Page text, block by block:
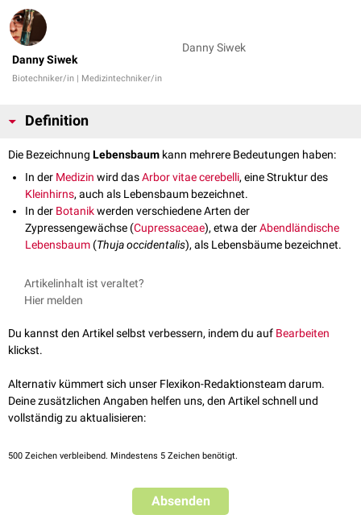
Danny Siwek
Biotechniker/in | Medizintechniker/in
Danny Siwek
Definition
Die Bezeichnung Lebensbaum kann mehrere Bedeutungen haben:
In der Medizin wird dasArbor vitae cerebelli, eine Struktur des
Kleinhirns, auch als Lebensbaum bezeichnet.
In der Botanikwerden verschiedene Arten der
Zypressengewächse (Cupressaceae), etwa derAbendländische
Lebensbaum (Thuja occidentalis), als Lebensbäume bezeichnet.
Artikelinhalt ist veraltet?
Hier melden
Du kannst den Artikel selbst verbessern, indem du auf Bearbeiten
klickst.
Alternativ kümmert sich unser Flexikon-Redaktionsteam darum.
Deine zusätzlichen Angaben helfen uns, den Artikel schnell und
vollständig zu aktualisieren:
500 Zeichen verbleibend. Mindestens 5 Zeichen benötigt.
Absenden